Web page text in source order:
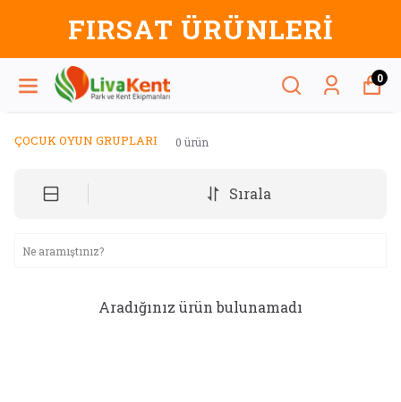
ÜRÜNLERİ
0
ÇOCUK OYUN GRUPLARI 0 ürün
Sırala
Aradığınız ürün bulunamadı